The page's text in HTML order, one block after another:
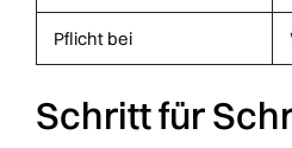
Pflicht bei
Schritt für